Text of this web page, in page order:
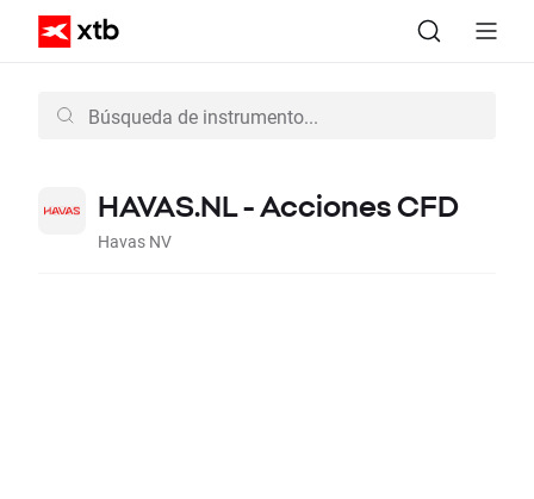
HAVAS.NL - Acciones CFD
Havas NV